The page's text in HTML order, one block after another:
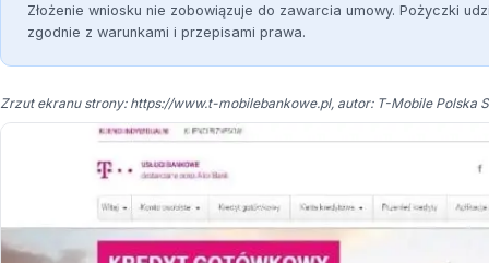
Złożenie wniosku nie zobowiązuje do zawarcia umowy. Pożyczki
zgodnie z warunkami i przepisami prawa.
Zrzut ekranu strony: https://www.t-mobilebankowe.pl, autor: T-Mobile Polska